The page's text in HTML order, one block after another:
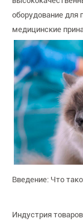
оборудование для
медицинские
Введение: Что
Индустрия